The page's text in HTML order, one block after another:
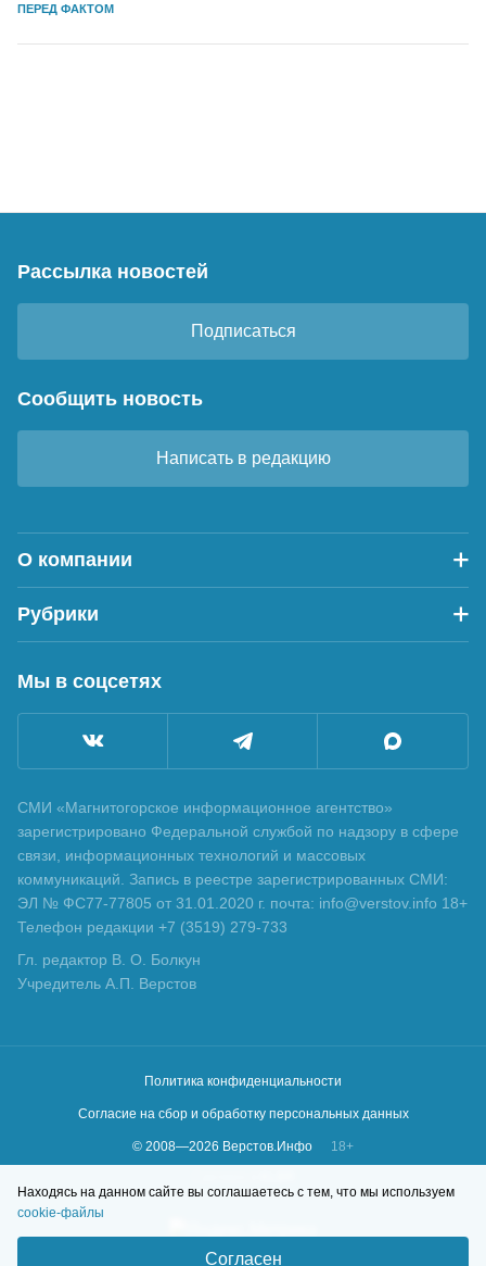
ПЕРЕД ФАКТОМ
Рассылка новостей
Подписаться
Сообщить новость
Написать в редакцию
О компании
Рубрики
Мы в соцсетях
СМИ «Магнитогорское информационное агентство»
зарегистрировано Федеральной службой по надзору в сфере
связи, информационных технологий и массовых
коммуникаций. Запись в реестре зарегистрированных СМИ:
ЭЛ № ФС77-77805 от 31.01.2020 г. почта: info@verstov.info 18+
Телефон редакции +7 (3519) 279-733
Гл. редактор В. О. Болкун
Учредитель А.П. Верстов
Политика конфиденциальности
Согласие на сбор и обработку персональных данных
© 2008—2026 Верстов.Инфо
18+
Находясь на данном сайте вы соглашаетесь с тем, что мы используем
cookie-файлы
Согласен